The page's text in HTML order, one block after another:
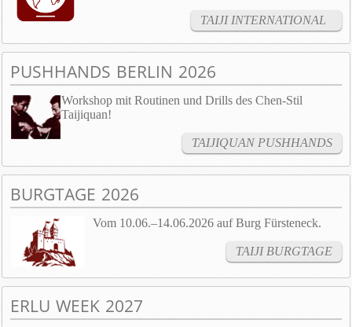
TAIJI INTERNATIONAL
PUSHHANDS BERLIN 2026
Workshop mit Routinen und Drills des Chen-Stil
Taijiquan!
TAIJIQUAN PUSHHANDS
BURGTAGE 2026
Vom 10.06.–14.06.2026 auf Burg Fürsteneck.
TAIJI BURGTAGE
ERLU WEEK 2027